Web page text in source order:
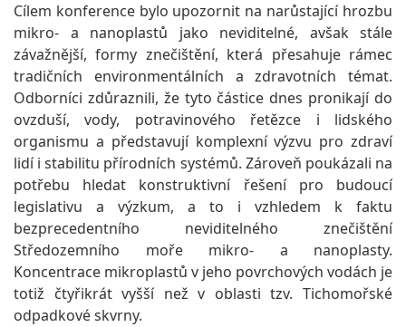
Cílem konference bylo upozornit na narůstající hrozbu
mikro- a nanoplastů jako neviditelné, avšak stále
závažnější, formy znečištění, která přesahuje rámec
tradičních environmentálních a zdravotních témat.
Odborníci zdůraznili, že tyto částice dnes pronikají do
ovzduší, vody, potravinového řetězce i lidského
organismu a představují komplexní výzvu pro zdraví
lidí i stabilitu přírodních systémů. Zároveň poukázali na
potřebu hledat konstruktivní řešení pro budoucí
legislativu a výzkum, a to i vzhledem k faktu
bezprecedentního neviditelného znečištění
Středozemního moře mikro- a nanoplasty.
Koncentrace mikroplastů v jeho povrchových vodách je
totiž čtyřikrát vyšší než v oblasti tzv. Tichomořské
odpadkové skvrny.